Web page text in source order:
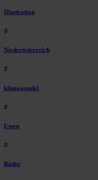
Illustration
#
Niederösterreich
#
klimawandel
#
Essen
#
Räder